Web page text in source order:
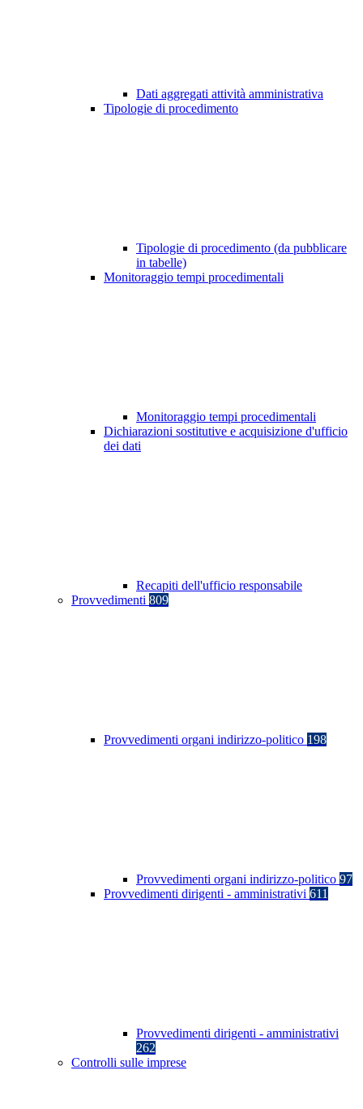
Dati aggregati attività amministrativa
Tipologie di procedimento
Tipologie di procedimento (da pubblicare
in tabelle)
Monitoraggio tempi procedimentali
Monitoraggio tempi procedimentali
Dichiarazioni sostitutive e acquisizione d'ufficio
dei dati
Recapiti dell'ufficio responsabile
Provvedimenti 809
Provvedimenti organi indirizzo-politico 198
Provvedimenti organi indirizzo-politico 97
Provvedimenti dirigenti - amministrativi 611
Provvedimenti dirigenti - amministrativi
262
Controlli sulle imprese